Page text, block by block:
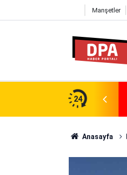
Manşetler
24
Personel Alımı 2026 | Başvuru
Anasayfa